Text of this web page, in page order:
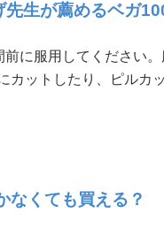
生が薦めるベガ
に服用してください
カットしたり、ピルカ
なくても買える？